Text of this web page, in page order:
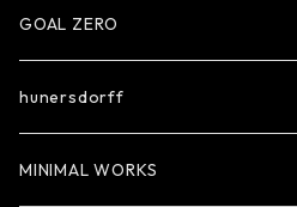
GOAL ZERO
hunersdorff
MINIMAL WORKS